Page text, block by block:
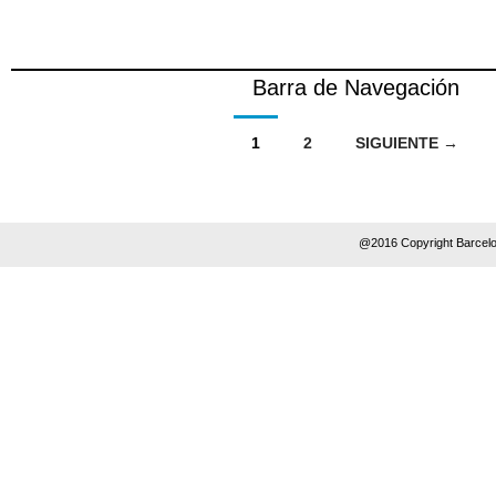
Barra de Navegación
1 2 SIGUIENTE →
@2016 Copyright